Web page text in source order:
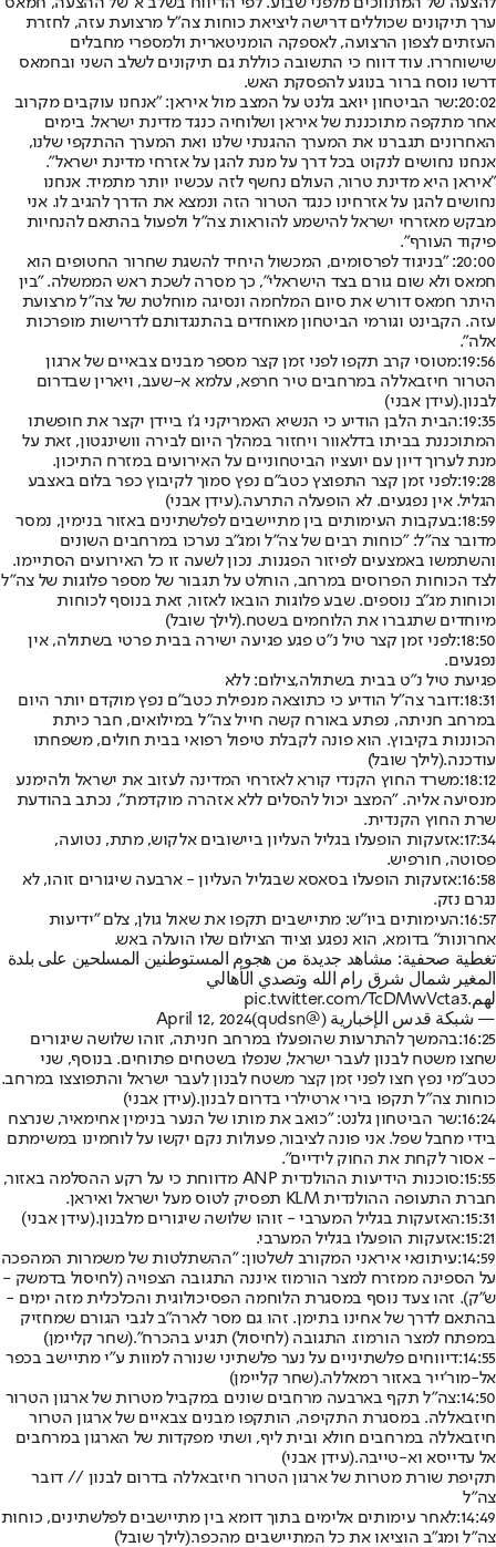
ערך תיקונים שכוללים דרישה ליציאת כוחות צה"ל מרצועת עזה, לחזרת
העזתים לצפון הרצועה, לאספקה הומניטארית ולמספרי מחבלים
שישוחררו. עוד דווח כי התשובה כוללת גם תיקונים לשלב השני ובחמאס
דרשו נוסח ברור בנוגע להפסקת האש.
20:02: שר הביטחון יואב גלנט על המצב מול איראן: "אנחנו עוקבים מקרוב
אחר מתקפה מתוכננת של איראן ושלוחיה כנגד מדינת ישראל. בימים
האחרונים תגברנו את המערך ההגנתי שלנו ואת המערך ההתקפי שלנו,
אנחנו נחושים לנקוט בכל דרך על מנת להגן על אזרחי מדינת ישראל״.
״איראן היא מדינת טרור, העולם נחשף לזה עכשיו יותר מתמיד. אנחנו
נחושים להגן על אזרחינו כנגד הטרור הזה ונמצא את הדרך להגיב לו. אני
מבקש מאזרחי ישראל להישמע להוראות צה"ל ולפעול בהתאם להנחיות
פיקוד העורף".
20:00: "
בניגוד לפרסומים, המכשול היחיד להשגת שחרור החטופים הוא
חמאס ולא שום גורם בצד הישראלי", כך מסרה לשכת ראש הממשלה. "בין
היתר חמאס דורש את סיום המלחמה ונסיגה מוחלטת של צה״ל מרצועת
עזה. הקבינט וגורמי הביטחון מאוחדים בהתנגדותם לדרישות מופרכות
אלה".
19:56: מטוסי קרב תקפו לפני זמן קצר מספר מבנים צבאיים של ארגון
הטרור חיזבאללה במרחבים טיר חרפא, עלמא א-שעב, ויארין שבדרום
לבנון.(עידן אבני)
19:35: הבית הלבן הודיע כי הנשיא האמריקני ג'ו ביידן יקצר את חופשתו
המתוכננת בביתו בדלאוור ויחזור במהלך היום לבירה וושינגטון, זאת על
מנת לערוך דיון עם יועציו הביטחוניים על האירועים במזרח התיכון.
19:28: לפני זמן קצר התפוצץ כטב"ם נפץ סמוך לקיבוץ כפר בלום באצבע
הגליל. אין נפגעים. לא הופעלה התרעה.(עידן אבני)
18:59: בעקבות העימותים בין מתיישבים לפלשתינים באזור בנימין, נמסר
מדובר צה"ל: "כוחות רבים של צה"ל ומג"ב נערכו במרחבים השונים
והשתמשו באמצעים לפיזור הפגנות. נכון לשעה זו כל האירועים הסתיימו.
לצד הכוחות הפרוסים במרחב, הוחלט על תגבור של מספר פלוגות של צה"ל
וכוחות מג"ב נוספים. שבע פלוגות הובאו לאזור, זאת בנוסף לכוחות
מיוחדים שתגברו את הלוחמים בשטח.(לילך שובל)
18:50: לפני זמן קצר טיל נ"ט פגע פגיעה ישירה בבית פרטי בשתולה, אין
נפגעים.
פגיעת טיל נ"ט בבית בשתולה,צילום: ללא
18:31: דובר צה"ל הודיע כי כתוצאה מנפילת כטב״ם נפץ מוקדם יותר היום
במרחב חניתה, נפתע באורח קשה חייל צה"ל במילואים, חבר כיתת
הכוננות בקיבוץ. הוא פונה לקבלת טיפול רפואי בבית חולים, משפחתו
עודכנה.(לילך שובל)
18:12: משרד החוץ הקנדי קורא לאזרחי המדינה לעזוב את ישראל ולהימנע
מנסיעה אליה. "המצב יכול להסלים ללא אזהרה מוקדמת", נכתב בהודעת
שרת החוץ הקנדית.
17:34: אזעקות הופעלו בגליל העליון ביישובים אלקוש, מתת, נטועה,
פסוטה, חורפיש.
16:58: אזעקות הופעלו בסאסא שבגליל העליון - ארבעה שיגורים זוהו, לא
נגרם נזק.
16:57: העימותים ביו"ש: מתיישבים תקפו את שאול גולן, צלם "ידיעות
אחרונות" בדומא, הוא נפגע וציוד הצילום שלו הועלה באש.
تغطية صحفية: مشاهد جديدة من هجوم المستوطنين المسلحين على بلدة
المغير شمال شرق رام الله وتصدي الأهالي
لهم.pic.twitter.com/TcDMwVcta3
— شبكة قدس الإخبارية (@qudsn)
April 12, 2024
16:25: בהמשך להתרעות שהופעלו במרחב חניתה, זוהו שלושה שיגורים
שחצו משטח לבנון לעבר ישראל, שנפלו בשטחים פתוחים. בנוסף, שני
כטב״מי נפץ חצו לפני זמן קצר משטח לבנון לעבר ישראל והתפוצצו במרחב.
כוחות צה״ל תקפו בירי ארטילרי בדרום לבנון.(עידן אבני)
16:24: שר הביטחון גלנט: "כואב את מותו של הנער בנימין אחימאיר, שנרצח
בידי מחבל שפל. אני פונה לציבור, פעולות נקם יקשו על לוחמינו במשימתם
- אסור לקחת את החוק לידיים".
15:55:
סוכנות הידיעות ההולנדית ANP מדווחת כי על רקע ההסלמה באזור,
חברת התעופה ההולנדית KLM תפסיק לטוס מעל ישראל ואיראן.
15:31: האזעקות בגליל המערבי - זוהו שלושה שיגורים מלבנון.(עידן אבני)
15:21: אזעקות הופעלו בגליל המערבי.
14:59: עיתונאי איראני המקורב לשלטון: "ההשתלטות של משמרות המהפכה
על הספינה ממזרח למצר הורמוז איננה התגובה הצפויה (לחיסול בדמשק -
ש"ק). זהו צעד נוסף במסגרת הלוחמה הפסיכולוגית והכלכלית מזה ימים -
בהתאם לדרך של אחינו בתימן. זהו גם מסר לארה"ב לגבי הגורם שמחזיק
במפתח למצר הורמוז. התגובה (לחיסול) תגיע בהכרח".(שחר קליימן)
14:55: דיווחים פלשתיניים על נער פלשתיני שנורה למוות ע"י מתיישב בכפר
אל-מור'ייר באזור רמאללה.(שחר קליימן)
14:50: צה"ל תקף בארבעה מרחבים שונים במקביל מטרות של ארגון הטרור
חיזבאללה. במסגרת התקיפה, הותקפו מבנים צבאיים של ארגון הטרור
חיזבאללה במרחבים חולא ובית ליף, ושתי מפקדות של הארגון במרחבים
אל עדייסא וא-טייבה.(עידן אבני)
תקיפת שורת מטרות של ארגון הטרור חיזבאללה בדרום לבנון // דובר
צה"ל
14:49: לאחר עימותים אלימים בתוך דומא בין מתיישבים לפלשתינים, כוחות
צה״ל ומג״ב הוציאו את כל המתיישבים מהכפר.(לילך שובל)